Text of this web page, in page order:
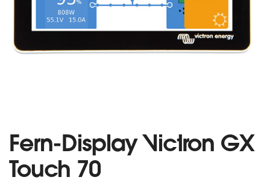
Fern-Display Victron GX
Touch 70